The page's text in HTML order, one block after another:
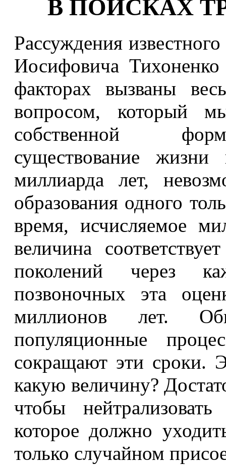
В ПОИСКАХ
Рассуждения
Иосифовича
факторах вызваны
вопросом, который
собственной
существование
миллиарда лет,
образования одного
время, исчисляемое
величина
поколений через
позвоночных эта
миллионов лет.
популяционные
сокращают эти сроки.
какую величину?
чтобы
которое должно
только случайном